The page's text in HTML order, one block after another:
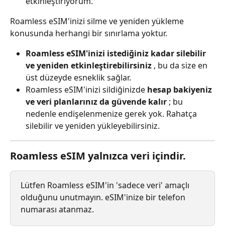
Roamless eSIM'inizi silme ve yeniden yükleme
konusunda herhangi bir sınırlama yoktur.
Roamless eSIM'inizi istediğiniz kadar silebilir
ve yeniden etkinleştirebilirsiniz , bu da size en
üst düzeyde esneklik sağlar.
Roamless eSIM'inizi sildiğinizde hesap bakiyeniz
ve veri planlarınız da güvende kalır ; bu
nedenle endişelenmenize gerek yok. Rahatça
silebilir ve yeniden yükleyebilirsiniz.
Roamless eSIM yalnızca veri içindir.
Lütfen Roamless eSIM'in 'sadece veri' amaçlı
olduğunu unutmayın. eSIM'inize bir telefon
numarası atanmaz.